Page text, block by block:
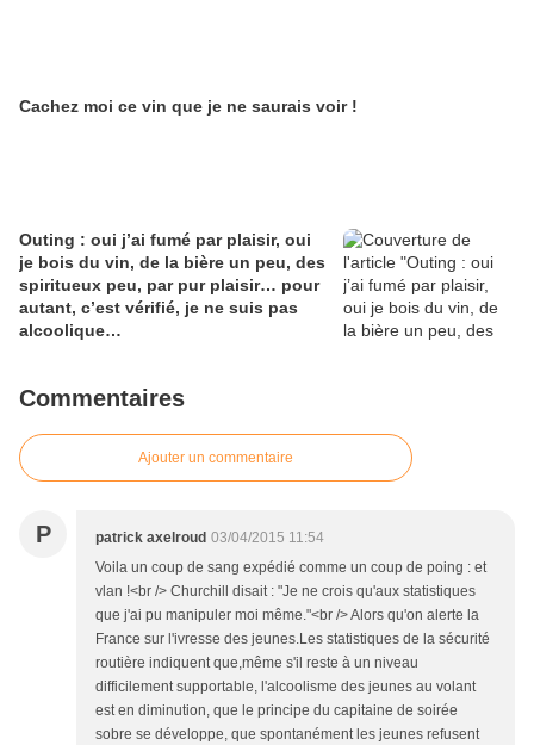
Cachez moi ce vin que je ne saurais voir !
Outing : oui j’ai fumé par plaisir, oui
je bois du vin, de la bière un peu, des
spiritueux peu, par pur plaisir… pour
autant, c’est vérifié, je ne suis pas
alcoolique…
Commentaires
Ajouter un commentaire
P patrick axelroud 03/04/2015 11:54
Voila un coup de sang expédié comme un coup de poing : et
vlan !<br /> Churchill disait : "Je ne crois qu'aux statistiques
que j'ai pu manipuler moi même."<br /> Alors qu'on alerte la
France sur l'ivresse des jeunes.Les statistiques de la sécurité
routière indiquent que,même s'il reste à un niveau
difficilement supportable, l'alcoolisme des jeunes au volant
est en diminution, que le principe du capitaine de soirée
sobre se développe, que spontanément les jeunes refusent